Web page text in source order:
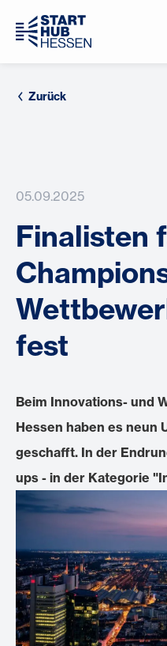
Zurück
05.09.2025
Finalisten
fest
Beim Innovations- und
Hessen haben es neun
geschafft. In der
ups - in der Kategorie